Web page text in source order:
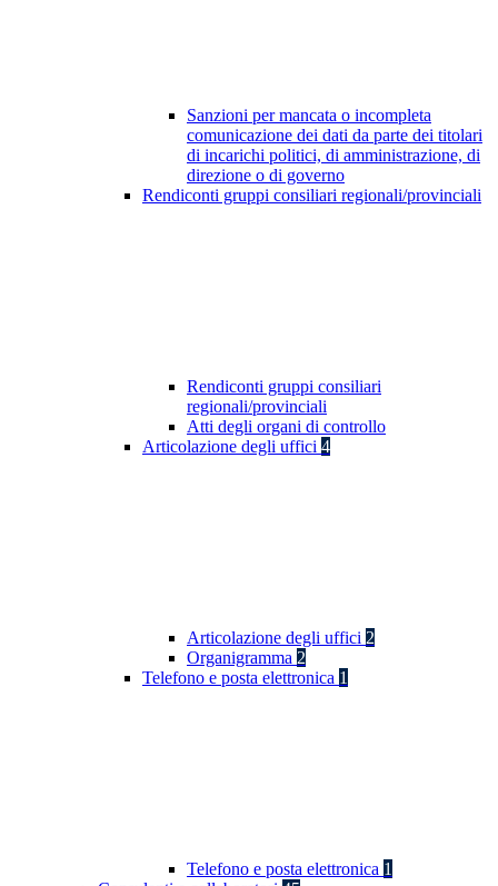
Sanzioni per mancata o incompleta
comunicazione dei dati da parte dei titolari
di incarichi politici, di amministrazione, di
direzione o di governo
Rendiconti gruppi consiliari regionali/provinciali
Rendiconti gruppi consiliari
regionali/provinciali
Atti degli organi di controllo
Articolazione degli uffici 4
Articolazione degli uffici 2
Organigramma 2
Telefono e posta elettronica 1
Telefono e posta elettronica 1